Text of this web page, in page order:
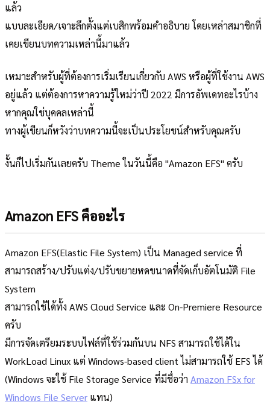
แล้ว
แบบละเอียด/เจาะลึกตั้งแต่เบสิกพร้อมคำอธิบาย โดยเหล่าสมาชิกที่
เคยเขียนบทความเหล่านี้มาแล้ว
เหมาะสำหรับผู้ที่ต้องการเริ่มเรียนเกี่ยวกับ AWS หรือผู้ที่ใช้งาน AWS
อยู่แล้ว แต่ต้องการหาความรู้ใหม่ว่าปี 2022 มีการอัพเดทอะไรบ้าง
หากคุณใช่บุคคลเหล่านี้
ทางผู้เขียนก็หวังว่าบทความนี้จะเป็นประโยชน์สำหรับคุณครับ
งั้นก็ไปเริ่มกันเลยครับ Theme ในวันนี้คือ "Amazon EFS" ครับ
Amazon EFS คืออะไร
Amazon EFS(Elastic File System) เป็น Managed service ที่
สามารถสร้าง/ปรับแต่ง/ปรับขยายหดขนาดที่จัดเก็บอัตโนมัติ File
System
สามารถใช้ได้ทั้ง AWS Cloud Service และ On-Premiere Resource
ครับ
มีการจัดเตรียมระบบไฟล์ที่ใช้ร่วมกันบน NFS สามารถใช้ได้ใน
WorkLoad Linux แต่ Windows-based client ไม่สามารถใช้ EFS ได้
(Windows จะใช้ File Storage Service ที่มีชื่อว่า Amazon FSx for
Windows File Server แทน)